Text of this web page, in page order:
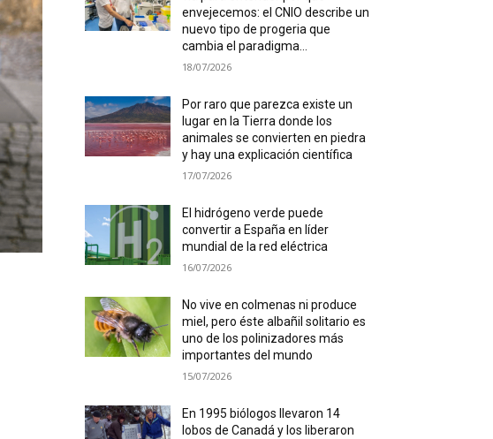
envejecemos: el CNIO describe un
nuevo tipo de progeria que
cambia el paradigma...
18/07/2026
Por raro que parezca existe un
lugar en la Tierra donde los
animales se convierten en piedra
y hay una explicación científica
17/07/2026
El hidrógeno verde puede
convertir a España en líder
mundial de la red eléctrica
16/07/2026
No vive en colmenas ni produce
miel, pero éste albañil solitario es
uno de los polinizadores más
importantes del mundo
15/07/2026
En 1995 biólogos llevaron 14
lobos de Canadá y los liberaron